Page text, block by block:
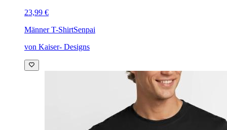
23,99 €
Männer T-ShirtSenpai
von Kaiser- Designs